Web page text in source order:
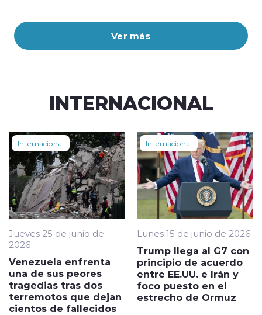
Ver más
INTERNACIONAL
Internacional
Jueves 25 de junio de
2026
Venezuela enfrenta
una de sus peores
tragedias tras dos
terremotos que dejan
cientos de fallecidos
Internacional
Lunes 15 de junio de 2026
Trump llega al G7 con
principio de acuerdo
entre EE.UU. e Irán y
foco puesto en el
estrecho de Ormuz